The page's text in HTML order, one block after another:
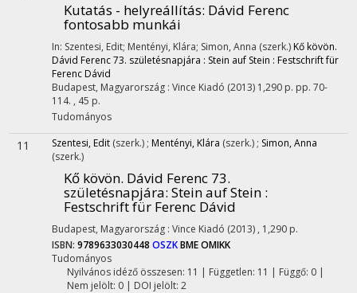
Kutatás - helyreállítás: Dávid Ferenc
fontosabb munkái
In: Szentesi, Edit; Mentényi, Klára; Simon, Anna (szerk.) Kő kövön.
Dávid Ferenc 73. születésnapjára : Stein auf Stein : Festschrift für
Ferenc Dávid
Budapest, Magyarország : Vince Kiadó (2013) 1,290 p. pp. 70-
114. , 45 p.
Tudományos
11 Szentesi, Edit (szerk.) ; Mentényi, Klára (szerk.) ; Simon, Anna
(szerk.)
Kő kövön. Dávid Ferenc 73.
születésnapjára: Stein auf Stein :
Festschrift für Ferenc Dávid
Budapest, Magyarország : Vince Kiadó (2013) , 1,290 p.
ISBN: 9789633030448 OSZKBME OMIKK
Tudományos
Nyilvános idéző összesen: 11 | Független: 11 | Függő: 0 |
Nem jelölt: 0 | DOI jelölt: 2